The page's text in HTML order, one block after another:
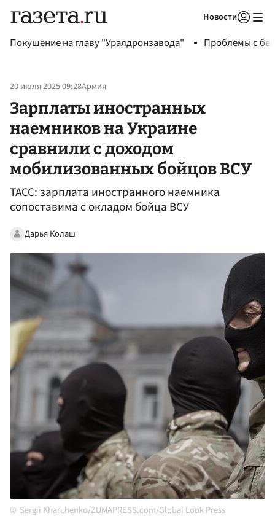
Новости
Покушение на главу "Уралдронзавода" Проблемы с
20 июля 2025 09:28Армия
Зарплаты иностранных
наемников на Украине
сравнили с доходом
мобилизованных бойцов ВСУ
ТАСС: зарплата иностранного наемника
сопоставима с окладом бойца ВСУ
Дарья Колаш
Sergii Kharchenko/ZUMAPRESS.com/Global Look Press